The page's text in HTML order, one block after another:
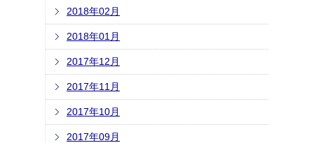
2018年02月
2018年01月
2017年12月
2017年11月
2017年10月
2017年09月